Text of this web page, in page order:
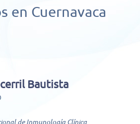
en Cuernavaca
Bautista
de Inmunología Clínica